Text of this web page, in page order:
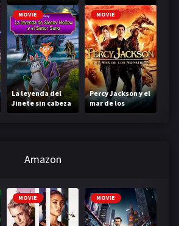
MOVIE
La leyenda del
Jinete sin cabeza
MOVIE
Percy Jackson y el
mar de los
monstruos
Amazon
MOVIE MOVIE